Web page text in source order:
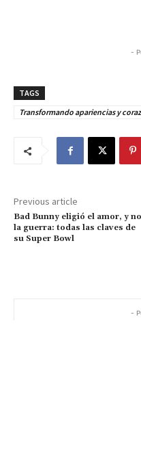
-
TAGS
Transformando apariencias y
Previous article
Bad Bunny eligió el amor, y no
la guerra: todas las claves de
su Super Bowl
-